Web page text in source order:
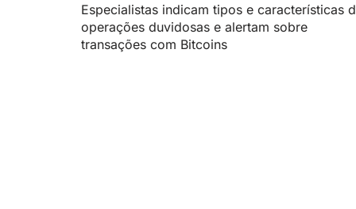
Especialistas indicam tipos e características
operações duvidosas e alertam sobre
transações com Bitcoins